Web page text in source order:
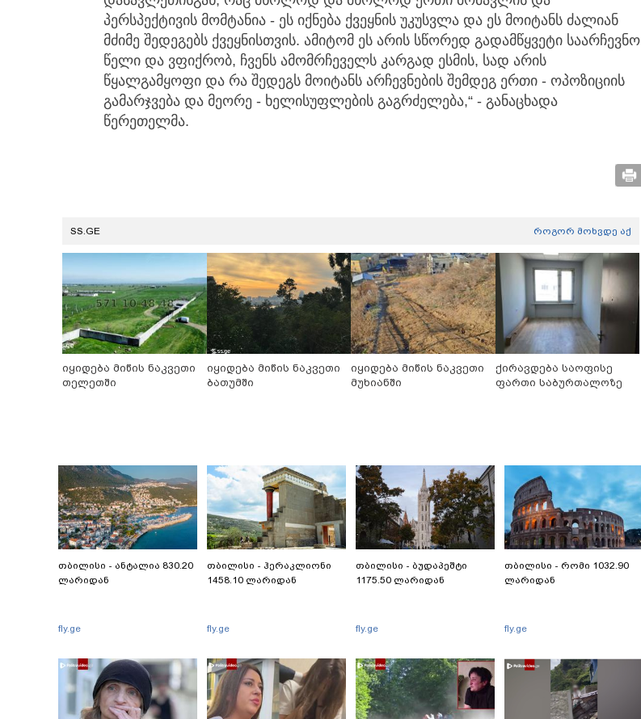
პერსპექტივის მომტანია - ეს იქნება ქვეყნის უკუსვლა და ეს მოიტანს ძალიან
მძიმე შედეგებს ქვეყნისთვის. ამიტომ ეს არის სწორედ გადამწყვეტი საარჩევნო
წელი და ვფიქრობ, ჩვენს ამომრჩეველს კარგად ესმის, სად არის
წყალგამყოფი და რა შედეგს მოიტანს არჩევნების შემდეგ ერთი - ოპოზიციის
გამარჯვება და მეორე - ხელისუფლების გაგრძელება,“ - განაცხადა
წერეთელმა.
SS.GE როგორ მოხვდე აქ
იყიდება მიწის ნაკვეთი
თელეთში
იყიდება მიწის ნაკვეთი
ბათუმში
იყიდება მიწის ნაკვეთი
მუხიანში
ქირავდება საოფისე
ფართი საბურთალოზე
თბილისი - ანტალია 830.20
ლარიდან
fly.ge
თბილისი - ჰერაკლიონი
1458.10 ლარიდან
fly.ge
თბილისი - ბუდაპეშტი
1175.50 ლარიდან
fly.ge
თბილისი - რომი 1032.90
ლარიდან
fly.ge